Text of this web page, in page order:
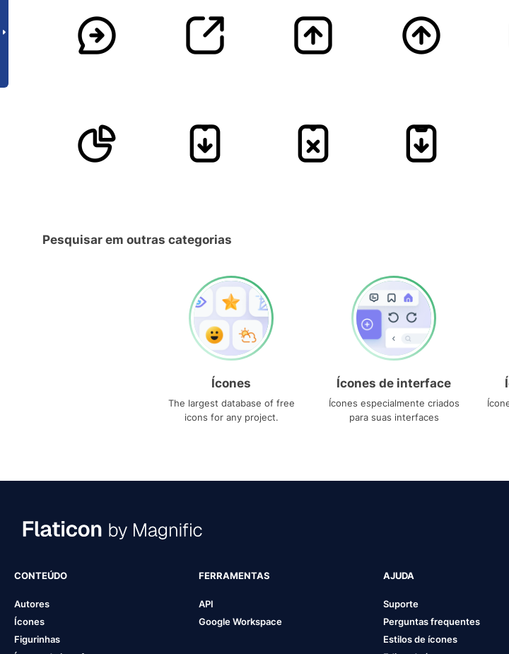
Pesquisar em outras categorias
Ícones
The largest database of free
icons for any project.
Ícones de interface
Ícones especialmente criados
para suas interfaces
CONTEÚDO
Autores
Ícones
Figurinhas
FERRAMENTAS
API
Google Workspace
AJUDA
Suporte
Perguntas frequentes
Estilos de ícones